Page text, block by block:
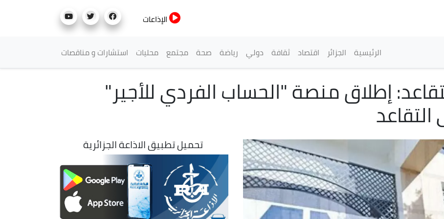
الإذاعات
القائمة الرئيسية
الرئيسية الجزائر اقتصاد ثقافة دولي رياضة صحة مجتمع محليات استشارات و مناقصات
إطلاق منصة "الحساب الفردي للأجير"
تحميل تطبيق الاذاعة الجزائرية